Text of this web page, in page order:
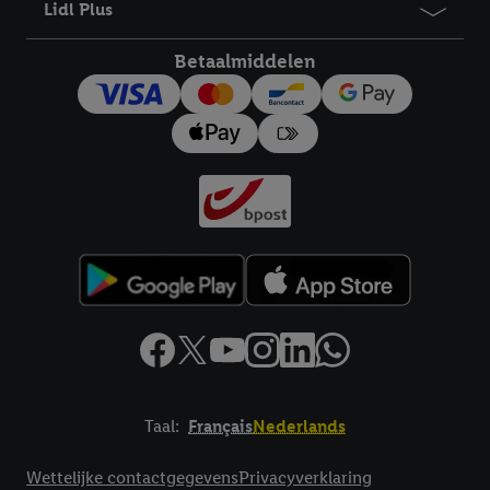
Lidl Plus
Betaalmiddelen
Taal: FrançaisNederlands
Wettelijke contactgegevensPrivacyverklaring
toestemming te allen tijde met vooruitwerkende kracht in te
trekken, vindt u in onzeprivacyverklaring.Je vindt het
impressum hier.